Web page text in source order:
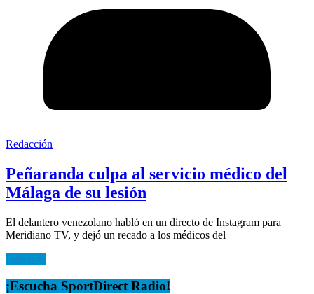
Redacción
Peñaranda culpa al servicio médico del
Málaga de su lesión
El delantero venezolano habló en un directo de Instagram para
Meridiano TV, y dejó un recado a los médicos del
Leer más
¡Escucha SportDirect Radio!